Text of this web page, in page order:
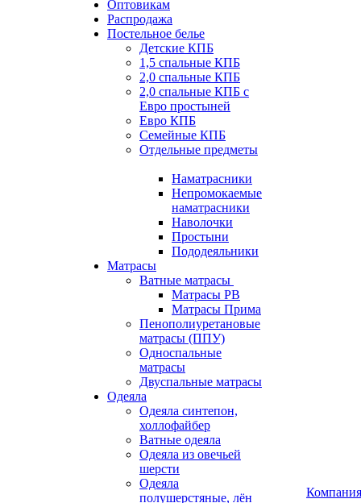
Оптовикам
Распродажа
Постельное белье
Детские КПБ
1,5 спальные КПБ
2,0 спальные КПБ
2,0 спальные КПБ с
Евро простыней
Евро КПБ
Семейные КПБ
Отдельные предметы
Наматрасники
Непромокаемые
наматрасники
Наволочки
Простыни
Пододеяльники
Матрасы
Ватные матрасы
Матрасы РВ
Матрасы Прима
Пенополиуретановые
матрасы (ППУ)
Односпальные
матрасы
Двуспальные матрасы
Одеяла
Одеяла синтепон,
холлофайбер
Ватные одеяла
Одеяла из овечьей
шерсти
Одеяла
полушерстяные, лён
Компания